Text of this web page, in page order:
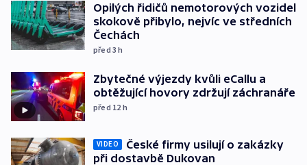
Opilých řidičů nemotorových vozidel
skokově přibylo, nejvíc ve středních
Čechách
před 3h
Zbytečné výjezdy kvůli eCallu a
obtěžující hovory zdržují záchranáře
před 12 h
VIDEO
České firmy usilují o zakázky
při dostavbě Dukovan